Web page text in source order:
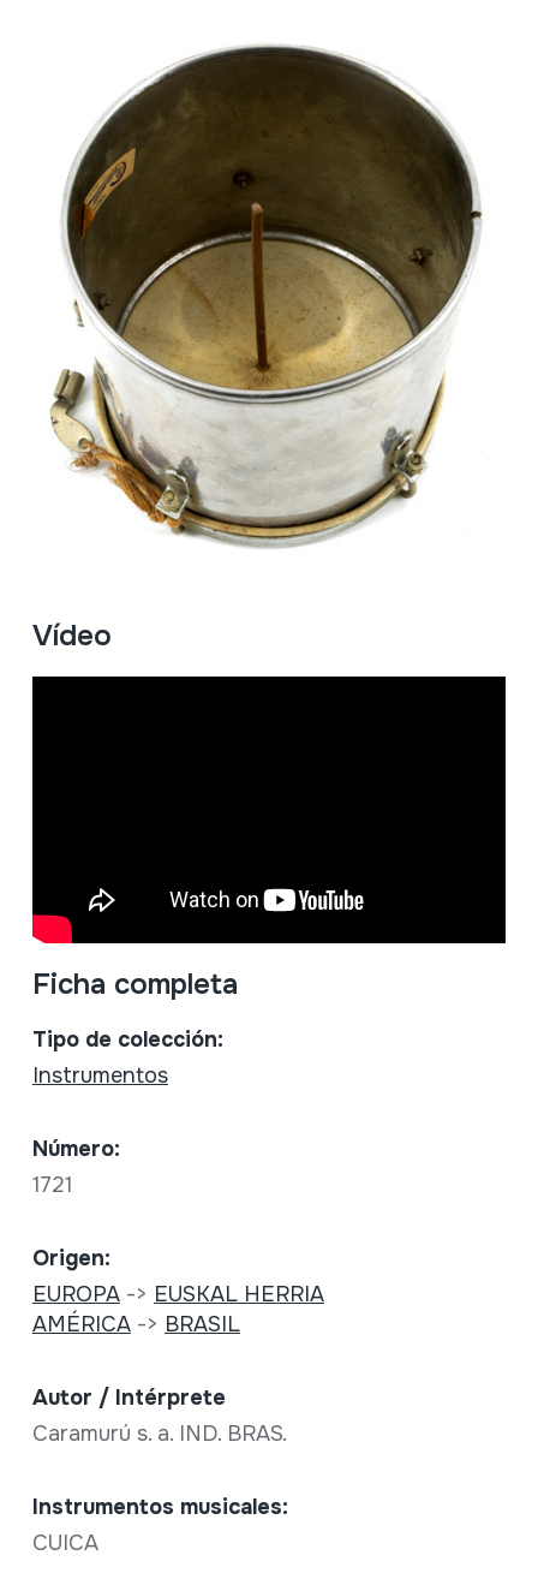
Vídeo
Ficha completa
Tipo de colección:
Instrumentos
Número:
1721
Origen:
EUROPA-> EUSKAL HERRIA
AMÉRICA-> BRASIL
Autor / Intérprete
Caramurú s. a. IND. BRAS.
Instrumentos musicales:
CUICA